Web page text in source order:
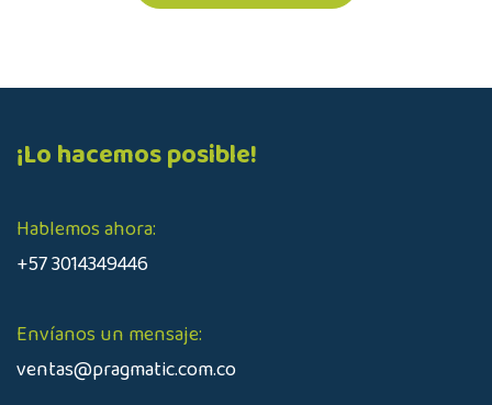
¡Lo hacemos posible!
Hablemos ahora:
+57 3014349446
Envíanos un mensaje:
ventas@pragmatic.com.co